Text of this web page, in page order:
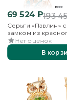
69 524₽193
Серьги «Павлин»
замком из
эмалью
Нет оценок
В